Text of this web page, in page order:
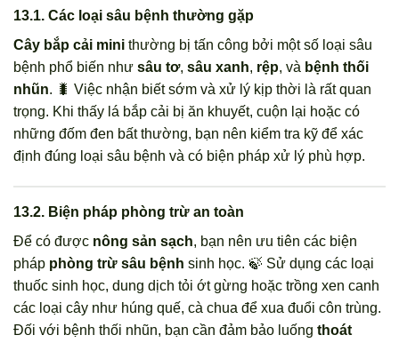
13.1. Các loại sâu bệnh thường gặp
Cây bắp cải mini thường bị tấn công bởi một số loại sâu
bệnh phổ biến như sâu tơ, sâu xanh, rệp, và bệnh thối
nhũn. 🐛 Việc nhận biết sớm và xử lý kịp thời là rất quan
trọng. Khi thấy lá bắp cải bị ăn khuyết, cuộn lại hoặc có
những đốm đen bất thường, bạn nên kiểm tra kỹ để xác
định đúng loại sâu bệnh và có biện pháp xử lý phù hợp.
13.2. Biện pháp phòng trừ an toàn
Để có được nông sản sạch, bạn nên ưu tiên các biện
pháp phòng trừ sâu bệnh sinh học. 🍃 Sử dụng các loại
thuốc sinh học, dung dịch tỏi ớt gừng hoặc trồng xen canh
các loại cây như húng quế, cà chua để xua đuổi côn trùng.
Đối với bệnh thối nhũn, bạn cần đảm bảo luống thoát